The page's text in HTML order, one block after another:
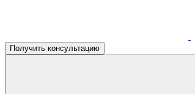
Получить консультацию